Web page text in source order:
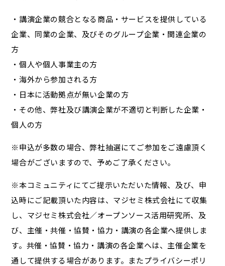
・講演企業の競合となる商品・サービスを提供している
企業、同業の企業、及びそのグループ企業・関連企業の
方
・個人や個人事業主の方
・海外から参加される方
・日本に活動拠点が無い企業の方
・その他、弊社及び講演企業が不適切と判断した企業・
個人の方
※申込が多数の場合、弊社抽選にてご参加をご遠慮頂く
場合がございますので、予めご了承ください。
※本コミュニティにてご提示いただいた情報、及び、申
込時にご記載頂いた内容は、マジセミ株式会社にて収集
し、マジセミ株式会社／オープンソース活用研究所、及
び、主催・共催・協賛・協力・講演の各企業へ提供しま
す。共催・協賛・協力・講演の各企業へは、主催企業を
通して提供する場合があります。またプライバシーポリ